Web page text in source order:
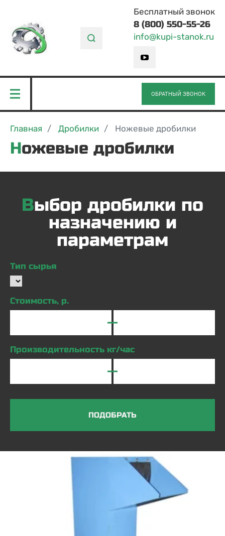
Бесплатный звонок
8 (800) 550-55-26
info@kupi-stanok.ru
ОБРАТНЫЙ ЗВОНОК
Главная Дробилки Ножевые дробилки
Ножевые дробилки
Выбор дробилки по
назначению и
параметрам
Тип сырья
Стоимость, р.
Производительность кг/час
ПОДОБРАТЬ